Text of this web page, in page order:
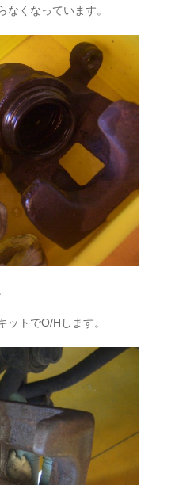
なくなっています。
ットでO/Hします。